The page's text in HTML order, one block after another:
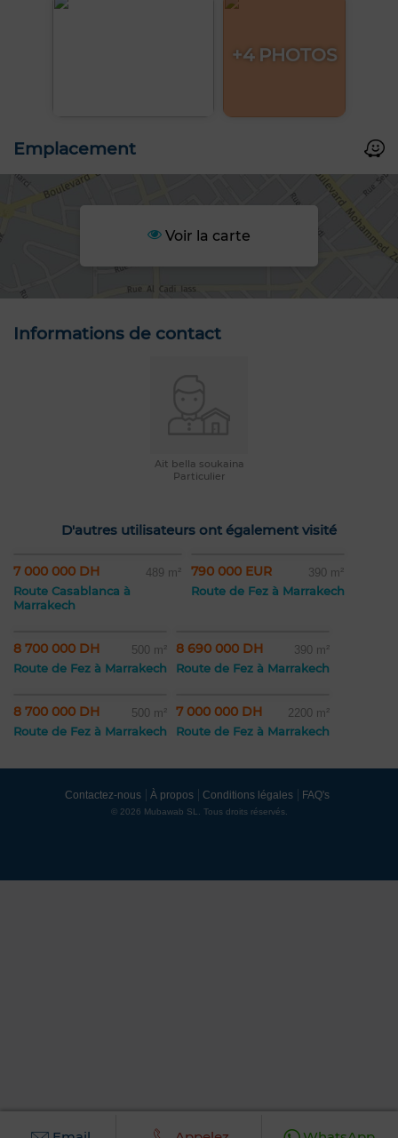
+4 PHOTOS
Emplacement
Voir la carte
Informations de contact
Ait bella soukaina
Particulier
D'autres utilisateurs ont également visité
7 000 000 DH 489 m²
Route Casablanca à
Marrakech
790 000 EUR 390 m²
Route de Fez à Marrakech
8 700 000 DH 500 m²
Route de Fez à Marrakech
8 690 000 DH 390 m²
Route de Fez à Marrakech
8 700 000 DH 500 m²
Route de Fez à Marrakech
7 000 000 DH 2200 m²
Route de Fez à Marrakech
Contactez-nous À propos Conditions légales FAQ's
© 2026 Mubawab SL. Tous droits réservés.